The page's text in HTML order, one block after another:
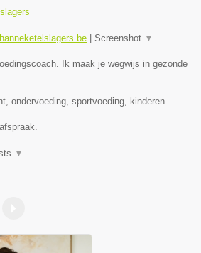
Screenshot ▼
Ik maak je wegwijs in gezonde
ondervoeding, sportvoeding, kinderen
▼